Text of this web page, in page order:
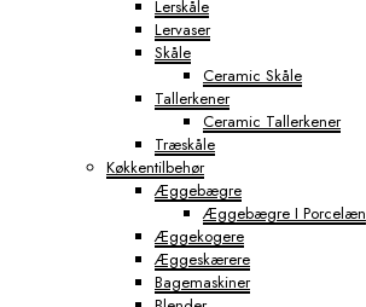
Lerskåle
Lervaser
Skåle
Ceramic Skåle
Tallerkener
Ceramic Tallerkener
Træskåle
Køkkentilbehør
Æggebægre
Æggebægre I Porcelæn
Æggekogere
Æggeskærere
Bagemaskiner